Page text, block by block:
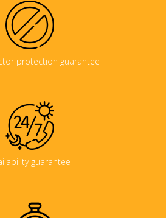
protection guarantee
guarantee